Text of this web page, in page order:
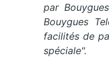
par
Bouygues
facilités de
spéciale".